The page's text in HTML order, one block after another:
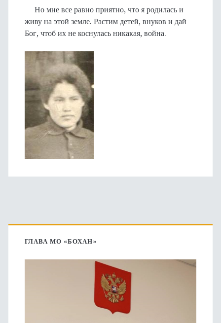
Но мне все равно приятно, что я родилась и
живу на этой земле. Растим детей, внуков и дай
Бог, чтоб их не коснулась никакая, война.
Основная
боковая
ГЛАВА МО «БОХАН»